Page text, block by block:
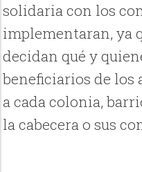
solidaria con los
implementaran, ya
decidan qué y
beneficiarios de los
a cada colonia,
la cabecera o sus